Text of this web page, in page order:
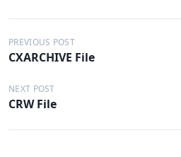
Đ
i
ề
u
h
PREVIOUS POST
CXARCHIVE File
NEXT POST
CRW File